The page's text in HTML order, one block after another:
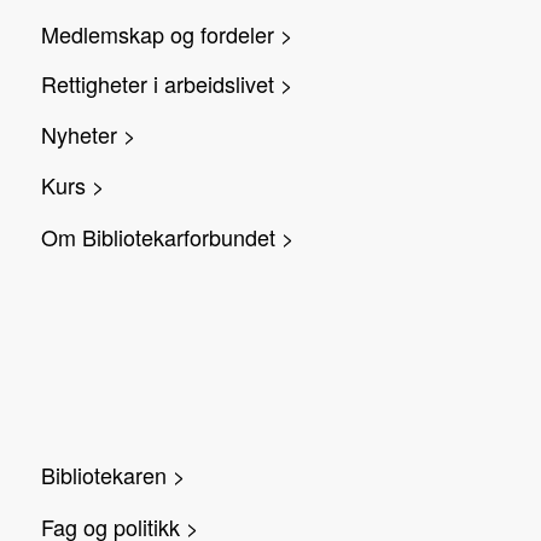
Medlemskap og fordeler >
Rettigheter i arbeidslivet >
Nyheter >
Kurs >
Om Bibliotekarforbundet >
Bibliotekaren >
Fag og politikk >